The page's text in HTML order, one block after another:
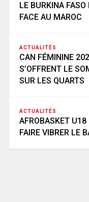
LE BURKINA FASO
FACE AU MAROC
ACTUALITÉS
CAN FÉMININE
S’OFFRENT LE
SUR LES QUARTS
ACTUALITÉS
AFROBASKET U18
FAIRE VIBRER LE